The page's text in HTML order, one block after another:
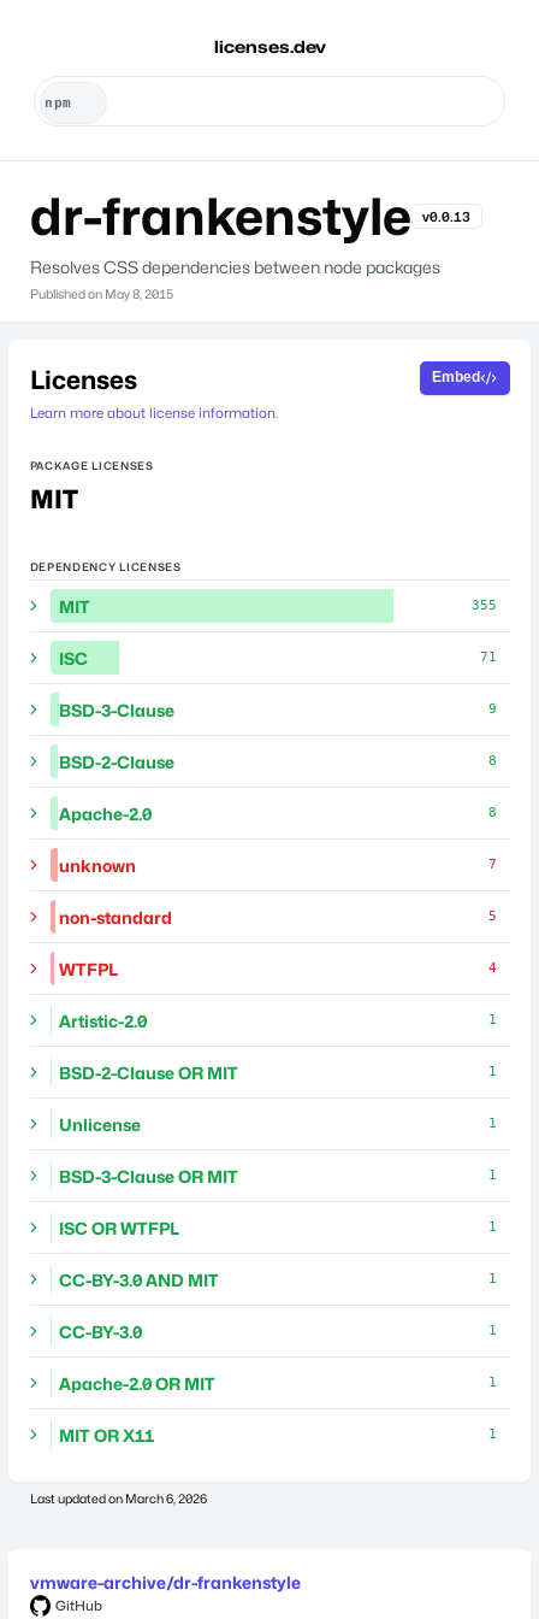
licenses.dev
dr-frankenstyle v0.0.13
Resolves CSS dependencies between node packages
Published on May 8, 2015
Licenses
Learn more about license information.
Embed
PACKAGE LICENSES
MIT
DEPENDENCY LICENSES
MIT 355
ISC 71
BSD-3-Clause 9
BSD-2-Clause 8
Apache-2.0 8
unknown 7
non-standard 5
WTFPL 4
Artistic-2.0 1
BSD-2-Clause OR MIT 1
Unlicense 1
BSD-3-Clause OR MIT 1
ISC OR WTFPL 1
CC-BY-3.0 AND MIT 1
CC-BY-3.0 1
Apache-2.0 OR MIT 1
MIT OR X11 1
Last updated on March 6, 2026
vmware-archive/dr-frankenstyle
GitHub